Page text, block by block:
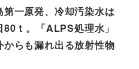
第一原発、冷却汚染水は
80ｔ。「ALPS処理水」
からも漏れ出る放射性物